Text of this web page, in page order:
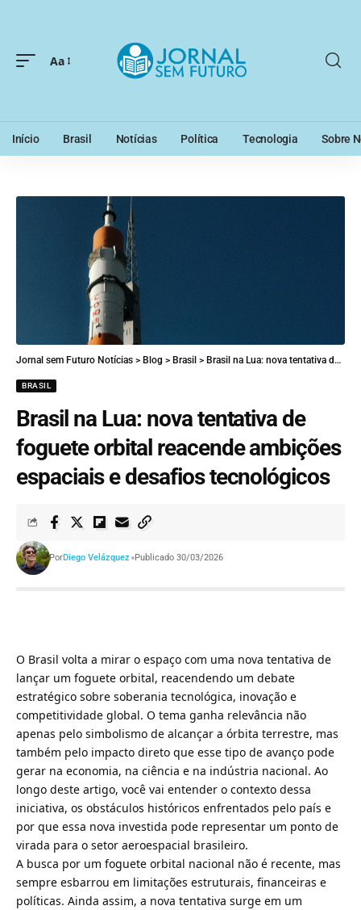
Aa
Início Brasil Notícias Política Tecnologia Sobre
Jornal sem Futuro Notícias > Blog > Brasil > Brasil na Lua: nova tentativa de foguete orbital reacende ambições espaciais e desafios tecnológicos
BRASIL
Brasil na Lua: nova tentativa de
foguete orbital reacende ambições
espaciais e desafios tecnológicos
PorDiego Velázquez Publicado 30/03/2026
O Brasil volta a mirar o espaço com uma nova tentativa de
lançar um foguete orbital, reacendendo um debate
estratégico sobre soberania tecnológica, inovação e
competitividade global. O tema ganha relevância não
apenas pelo simbolismo de alcançar a órbita terrestre, mas
também pelo impacto direto que esse tipo de avanço pode
gerar na economia, na ciência e na indústria nacional. Ao
longo deste artigo, você vai entender o contexto dessa
iniciativa, os obstáculos históricos enfrentados pelo país e
por que essa nova investida pode representar um ponto de
virada para o setor aeroespacial brasileiro.
A busca por um foguete orbital nacional não é recente, mas
sempre esbarrou em limitações estruturais, financeiras e
políticas. Ainda assim, a nova tentativa surge em um